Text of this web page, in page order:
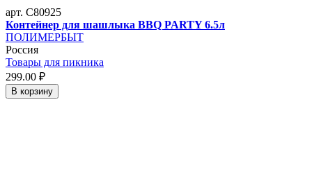
арт. C80925
Контейнер для шашлыка BBQ PARTY 6.5л
ПОЛИМЕРБЫТ
Россия
Товары для пикника
299.00 ₽
В корзину